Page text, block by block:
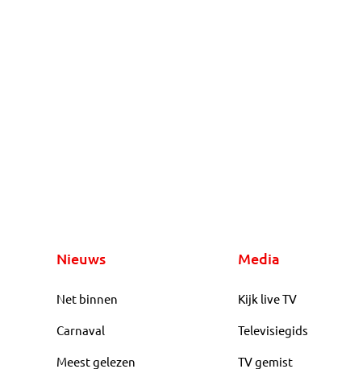
Nieuws
Net binnen
Carnaval
Meest gelezen
Media
Kijk live TV
Televisiegids
TV gemist